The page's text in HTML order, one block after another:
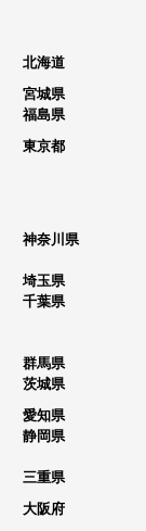
北海道
宮城県
福島県
東京都
神奈川県
埼玉県
千葉県
群馬県
茨城県
愛知県
静岡県
三重県
大阪府